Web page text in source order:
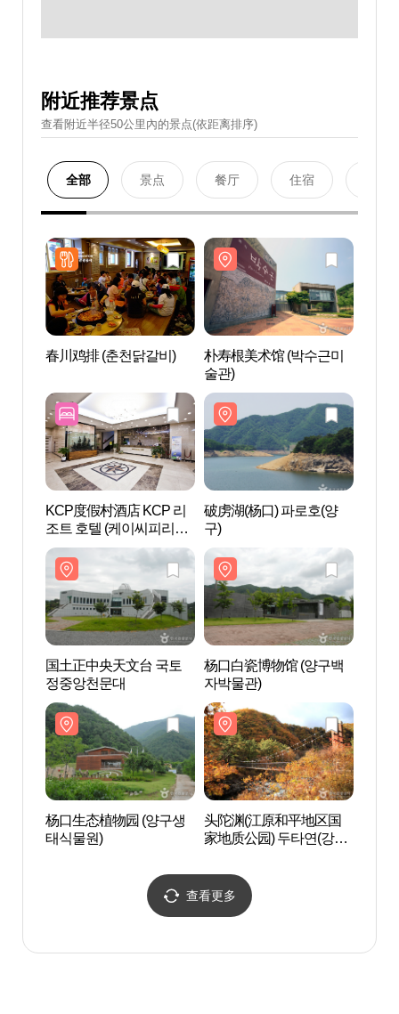
附近推荐景点
查看附近半径50公里內的景点(依距离排序)
全部 景点 餐厅 住宿
春川鸡排 (춘천닭갈비)
朴寿根美术馆 (박수근미
술관)
KCP度假村酒店 KCP 리
조트 호텔 (케이씨피리조
트호텔)
破虏湖(杨口) 파로호(양
구)
国土正中央天文台 국토
정중앙천문대
杨口白瓷博物馆 (양구백
자박물관)
杨口生态植物园 (양구생
태식물원)
头陀渊(江原和平地区国
家地质公园) 두타연(강원
查看更多